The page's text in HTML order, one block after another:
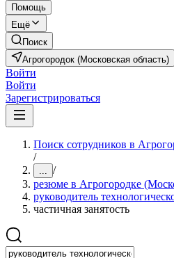
Помощь
Ещё
Поиск
Агрогородок (Московская область)
Войти
Войти
Зарегистрироваться
Поиск сотрудников в
/
... /
резюме в Агрогородке
руководитель
частичная занятость